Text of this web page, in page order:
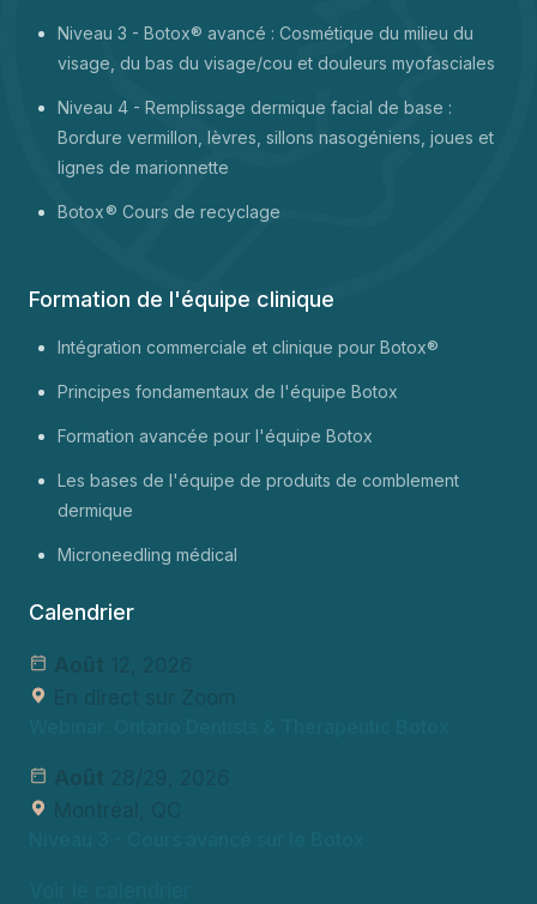
Niveau 3 - Botox® avancé : Cosmétique du milieu du
visage, du bas du visage/cou et douleurs myofasciales
Niveau 4 - Remplissage dermique facial de base :
Bordure vermillon, lèvres, sillons nasogéniens, joues et
lignes de marionnette
Botox® Cours de recyclage
Formation de l'équipe clinique
Intégration commerciale et clinique pour Botox®
Principes fondamentaux de l'équipe Botox
Formation avancée pour l'équipe Botox
Les bases de l'équipe de produits de comblement
dermique
Microneedling médical
Calendrier